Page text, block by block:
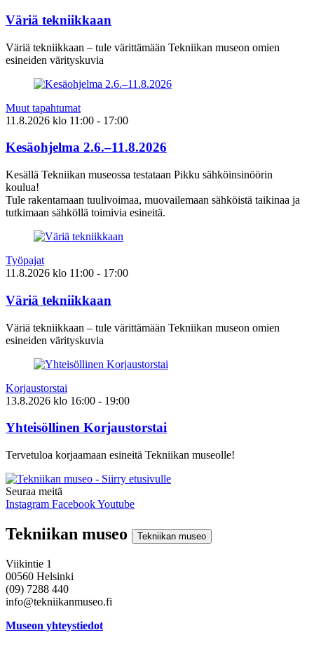
Väriä tekniikkaan
Väriä tekniikkaan – tule värittämään Tekniikan museon omien
esineiden värityskuvia
Muut tapahtumat
11.8.2026 klo 11:00 - 17:00
Kesäohjelma 2.6.–11.8.2026
Kesällä Tekniikan museossa testataan Pikku sähköinsinöörin
koulua!
Tule rakentamaan tuulivoimaa, muovailemaan sähköistä taikinaa ja
tutkimaan sähköllä toimivia esineitä.
Työpajat
11.8.2026 klo 11:00 - 17:00
Väriä tekniikkaan
Väriä tekniikkaan – tule värittämään Tekniikan museon omien
esineiden värityskuvia
Korjaustorstai
13.8.2026 klo 16:00 - 19:00
Yhteisöllinen Korjaustorstai
Tervetuloa korjaamaan esineitä Tekniikan museolle!
Seuraa meitä
Instagram FacebookYoutube
Tekniikan museo Tekniikan museo
Viikintie 1
00560 Helsinki
(09) 7288 440
info@tekniikanmuseo.fi
Museon yhteystiedot